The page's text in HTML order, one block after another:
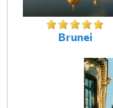
Brunei